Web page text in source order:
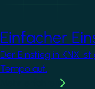
Einfacher
Der Einstieg in KNX
Tempo auf.